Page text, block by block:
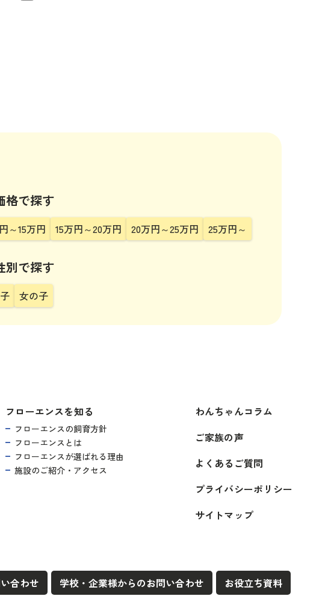
格で探す
～15万円 15万円～20万円 20万円～25万円 25万円～
別で探す
女の子
フローエンスを知る
フローエンスの飼育方針
フローエンスとは
フローエンスが選ばれる理由
施設のご紹介・アクセス
わんちゃんコラム
ご家族の声
よくあるご質問
プライバシーポリシー
サイトマップ
合わせ 学校・企業様からのお問い合わせ お役立ち資料